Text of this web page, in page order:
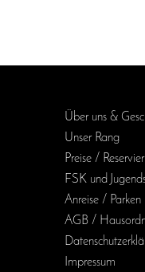
Über uns &
Unser Rang
Preise /
FSK und
Anreise / Parken
AGB /
Impressum